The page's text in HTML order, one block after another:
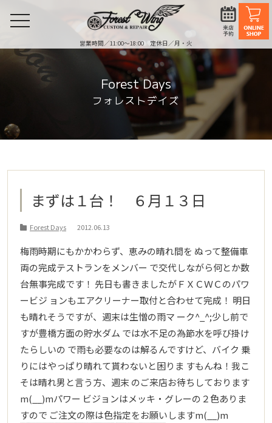
営業時間／11:00〜18:00 定休日／月・火
toggle
Forest Days
フォレストデイズ
まずは１台！ ６月１３日
Forest Days 2012.06.13
梅雨時期にもかかわらず、恵みの晴れ間を ぬって整備車
両の完成テストランをメンバー で交代しながら何とか数
台無事完成です！ 先日も書きましたがＦＸＣＷＣのパワ
ービジ ョンもエアクリーナー取付と合わせて完成！ 明日
も晴れそうですが、週末は生憎の雨マ ーク^_^;少し前で
すが豊橋方面の貯水ダム では水不足の為節水を呼び掛け
たらしいの で雨も必要なのは解るんですけど、バイク 乗
りにはやっぱり晴れて貰わないと困りま すもんね！我こ
そは晴れ男と言う方、週末 のご来店お待ちしております
m(__)mパワー ビジョンはメッキ・グレーの２色ありま
すので ご注文の際は色指定をお願いしますm(__)m